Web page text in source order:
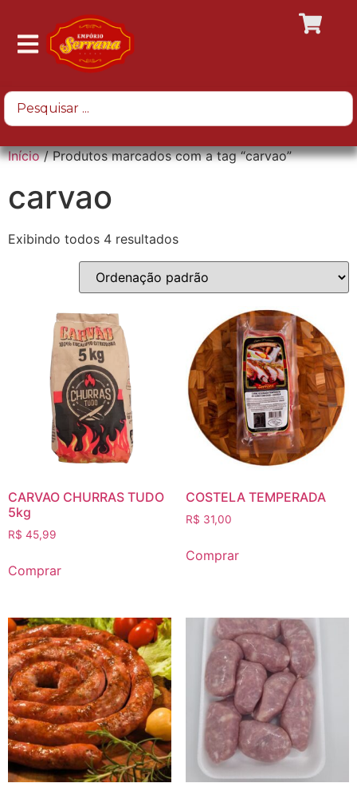
Início/ Produtos marcados com a tag “carvao”
carvao
Exibindo todos 4 resultados
CARVAO CHURRAS TUDO
5kg
R$ 45,99
Comprar
COSTELA TEMPERADA
R$ 31,00
Comprar